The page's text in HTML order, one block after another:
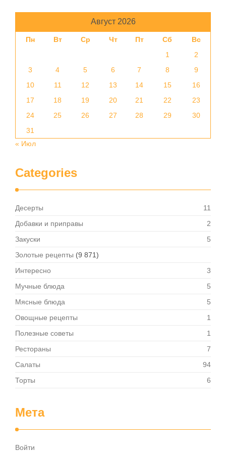
Август 2026
Пн Вт Ср Чт Пт Сб
Вс
1
2
3
4 5 6 7 8
9
10
11 12 13 14 15
16
17
18 19 20 21 22
23
24
25 26 27 28 29
30
31
« Июл
Categories
Десерты
11
Добавки и приправы
2
Закуски
5
Золотые рецепты (9 871)
Интересно
3
Мучные блюда
5
Мясные блюда
5
Овощные рецепты
1
Полезные советы
1
Рестораны
7
Салаты
94
Торты
6
Мета
Войти